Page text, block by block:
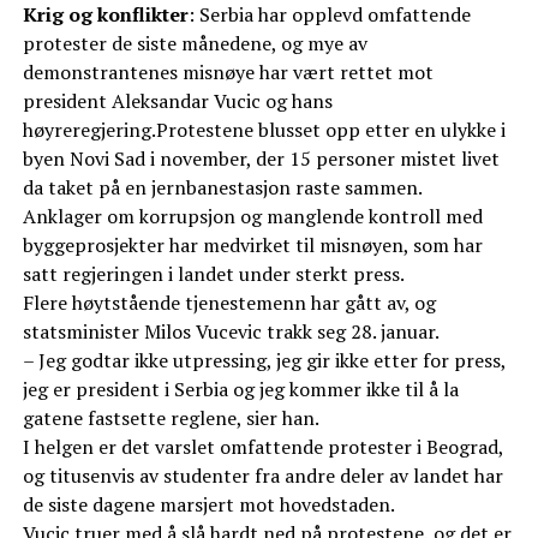
Krig og konflikter: Serbia har opplevd omfattende
protester de siste månedene, og mye av
demonstrantenes misnøye har vært rettet mot
president Aleksandar Vucic og hans
høyreregjering.Protestene blusset opp etter en ulykke i
byen Novi Sad i november, der 15 personer mistet livet
da taket på en jernbanestasjon raste sammen.
Anklager om korrupsjon og manglende kontroll med
byggeprosjekter har medvirket til misnøyen, som har
satt regjeringen i landet under sterkt press.
Flere høytstående tjenestemenn har gått av, og
statsminister Milos Vucevic trakk seg 28. januar.
– Jeg godtar ikke utpressing, jeg gir ikke etter for press,
jeg er president i Serbia og jeg kommer ikke til å la
gatene fastsette reglene, sier han.
I helgen er det varslet omfattende protester i Beograd,
og titusenvis av studenter fra andre deler av landet har
de siste dagene marsjert mot hovedstaden.